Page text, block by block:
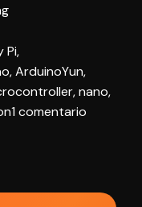
«IOT
Investigando
Controladores
y
Pi,
,ArduinoYun,
,nano,
1 comentario